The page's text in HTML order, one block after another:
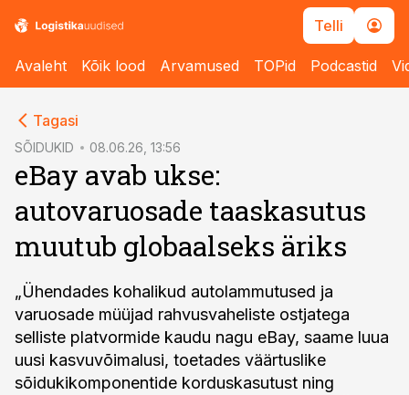
Telli
Avaleht Kõik lood Arvamused TOPid Podcastid
Tagasi
SÕIDUKID 08.06.26, 13:56
eBay avab ukse:
autovaruosade taaskasutus
muutub globaalseks äriks
„Ühendades kohalikud autolammutused ja
varuosade müüjad rahvusvaheliste ostjatega
selliste platvormide kaudu nagu eBay, saame luua
uusi kasvuvõimalusi, toetades väärtuslike
sõidukikomponentide korduskasutust ning